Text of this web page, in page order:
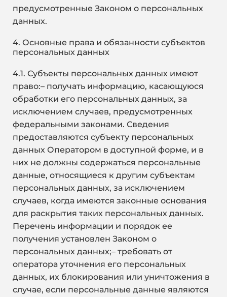
предусмотренные Законом о персональных
данных.
4. Основные права и обязанности субъектов
персональных данных
4.1. Субъекты персональных данных имеют
право:– получать информацию, касающуюся
обработки его персональных данных, за
исключением случаев, предусмотренных
федеральными законами. Сведения
предоставляются субъекту персональных
данных Оператором в доступной форме, и в
них не должны содержаться персональные
данные, относящиеся к другим субъектам
персональных данных, за исключением
случаев, когда имеются законные основания
для раскрытия таких персональных данных.
Перечень информации и порядок ее
получения установлен Законом о
персональных данных;– требовать от
оператора уточнения его персональных
данных, их блокирования или уничтожения в
случае, если персональные данные являются